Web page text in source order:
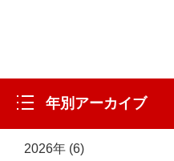
年別アーカイブ
2026年 (6)